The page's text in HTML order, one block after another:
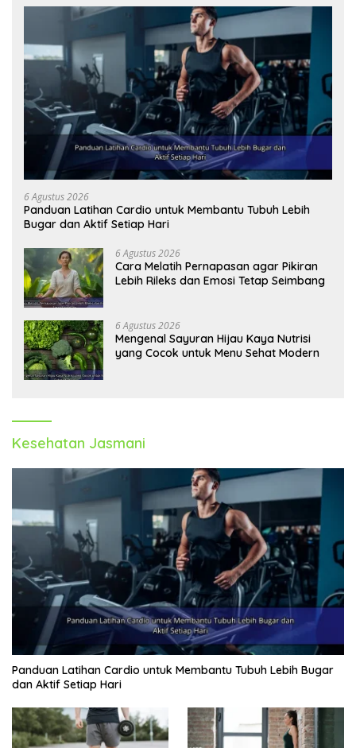
6 Agustus 2026
Panduan Latihan Cardio untuk Membantu Tubuh Lebih
Bugar dan Aktif Setiap Hari
6 Agustus 2026
Cara Melatih Pernapasan agar Pikiran
Lebih Rileks dan Emosi Tetap Seimbang
6 Agustus 2026
Mengenal Sayuran Hijau Kaya Nutrisi
yang Cocok untuk Menu Sehat Modern
Kesehatan Jasmani
Panduan Latihan Cardio untuk Membantu Tubuh Lebih Bugar
dan Aktif Setiap Hari